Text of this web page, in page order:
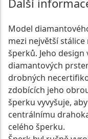
Další
Model
mezi největší
šperků. Jeho
diamantových
drobných
zdobících jeho
šperku vyvyšuje,
centrálnímu
celého šperku.